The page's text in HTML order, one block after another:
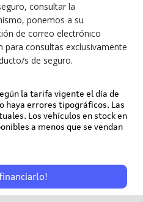
consultar la
ponemos a su
de correo electrónico
para consultas exclusivamente
s de seguro.
la tarifa vigente el día de
haya errores tipográficos. Las
Los vehículos en stock en
a menos que se vendan